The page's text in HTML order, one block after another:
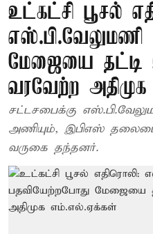
உட்கட்சி பூசல்
எஸ்.பி.வேலுமணி
மேஜையை தட்டி
வரவேற்ற
சட்டசபைக்கு
அணியும், இபிஎஸ்
வருகை தந்தனர்.